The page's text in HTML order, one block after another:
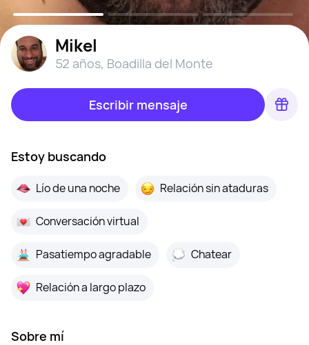
Mikel
52 años, Boadilla del Monte
Escribir mensaje
Estoy buscando
Lío de una noche Relación sin ataduras
Conversación virtual
Pasatiempo agradable Chatear
Relación a largo plazo
Sobre mí